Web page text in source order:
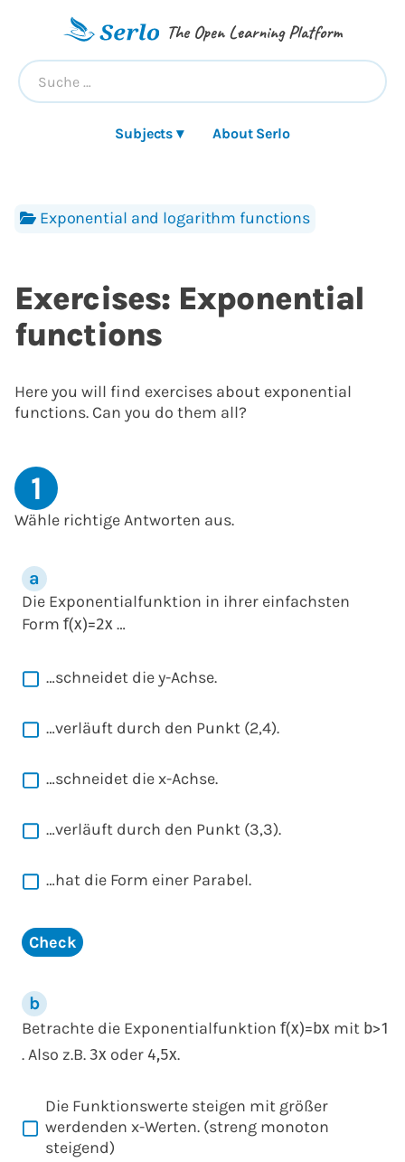
The Open Learning Platform
Subjects ▾ About Serlo
Exponential and logarithm functions
Exercises: Exponential
functions
Here you will find exercises about exponential
functions. Can you do them all?
1
Wähle richtige Antworten aus.
Die Exponentialfunktion in ihrer einfachsten
Form f(x)=2x …
…schneidet die y-Achse.
…verläuft durch den Punkt (2,4).
…schneidet die x-Achse.
…verläuft durch den Punkt (3,3).
…hat die Form einer Parabel.
Check
Betrachte die Exponentialfunktion f(x)= bx mit b>1
. Also z.B. 3x oder 4,5x.
Die Funktionswerte steigen mit größer
werdenden x-Werten. (streng monoton
steigend)